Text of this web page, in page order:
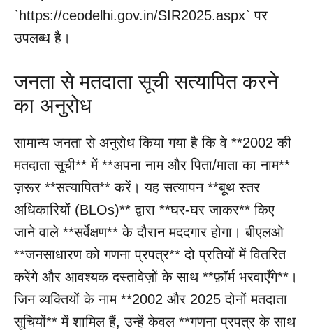
`https://ceodelhi.gov.in/SIR2025.aspx` पर
उपलब्ध है।
जनता से मतदाता सूची सत्यापित करने
का अनुरोध
सामान्य जनता से अनुरोध किया गया है कि वे **2002 की
मतदाता सूची** में **अपना नाम और पिता/माता का नाम**
ज़रूर **सत्यापित** करें। यह सत्यापन **बूथ स्तर
अधिकारियों (BLOs)** द्वारा **घर-घर जाकर** किए
जाने वाले **सर्वेक्षण** के दौरान मददगार होगा। बीएलओ
**जनसाधारण को गणना प्रपत्र** दो प्रतियों में वितरित
करेंगे और आवश्यक दस्तावेज़ों के साथ **फ़ॉर्म भरवाएँगे**।
जिन व्यक्तियों के नाम **2002 और 2025 दोनों मतदाता
सूचियों** में शामिल हैं, उन्हें केवल **गणना प्रपत्र के साथ